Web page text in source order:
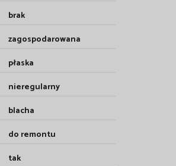
brak
zagospodarowana
płaska
nieregularny
blacha
do remontu
tak